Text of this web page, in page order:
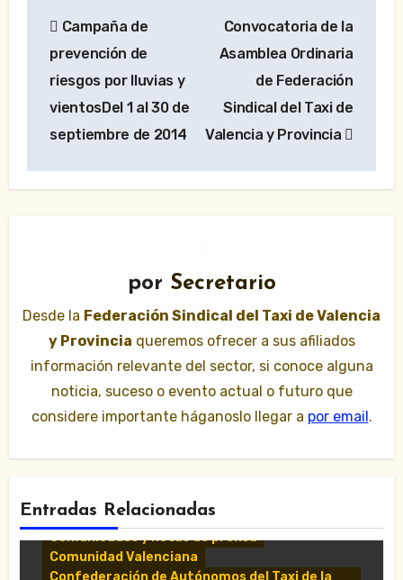
de
entradas
Campaña de
prevención de
riesgos por lluvias y
vientosDel 1 al 30 de
septiembre de 2014
Convocatoria de la
Asamblea Ordinaria
de Federación
Sindical del Taxi de
Valencia y Provincia
por Secretario
Desde la Federación Sindical del Taxi de Valencia
y Provincia queremos ofrecer a sus afiliados
información relevante del sector, si conoce alguna
noticia, suceso o evento actual o futuro que
considere importante háganoslo llegar a por email .
Entradas Relacionadas
Comunicados y notas de prensa
Comunidad Valenciana
Confederación de Autónomos del Taxi de la